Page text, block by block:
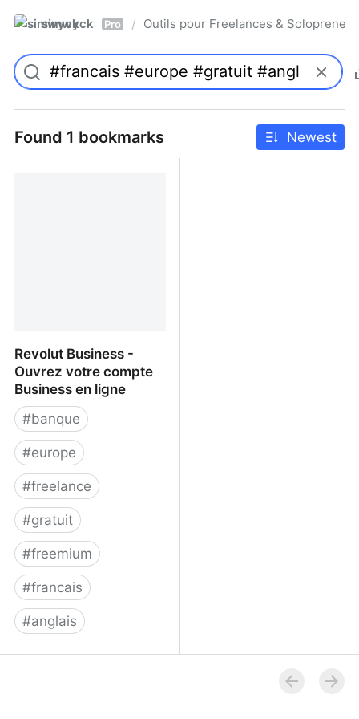
simwyck Pro / Outils pour Freelances &
Found 1 bookmarks Newest
Revolut Business -
Ouvrez votre compte
Business en ligne
#banque
#europe
#freelance
#gratuit
#freemium
#francais
#anglais